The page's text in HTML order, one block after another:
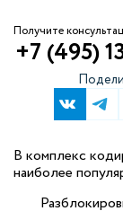
Получите
+7 (495)
В комплекс
наиболее